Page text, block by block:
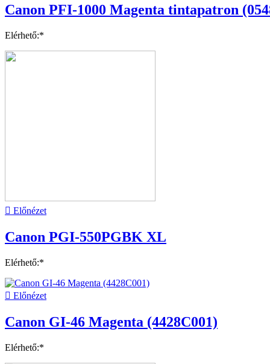
Canon PFI-1000 Magenta tintapatron
Elérhető:*
 Előnézet
Canon PGI-550PGBK XL
Elérhető:*
 Előnézet
Canon GI-46 Magenta (4428C001)
Elérhető:*